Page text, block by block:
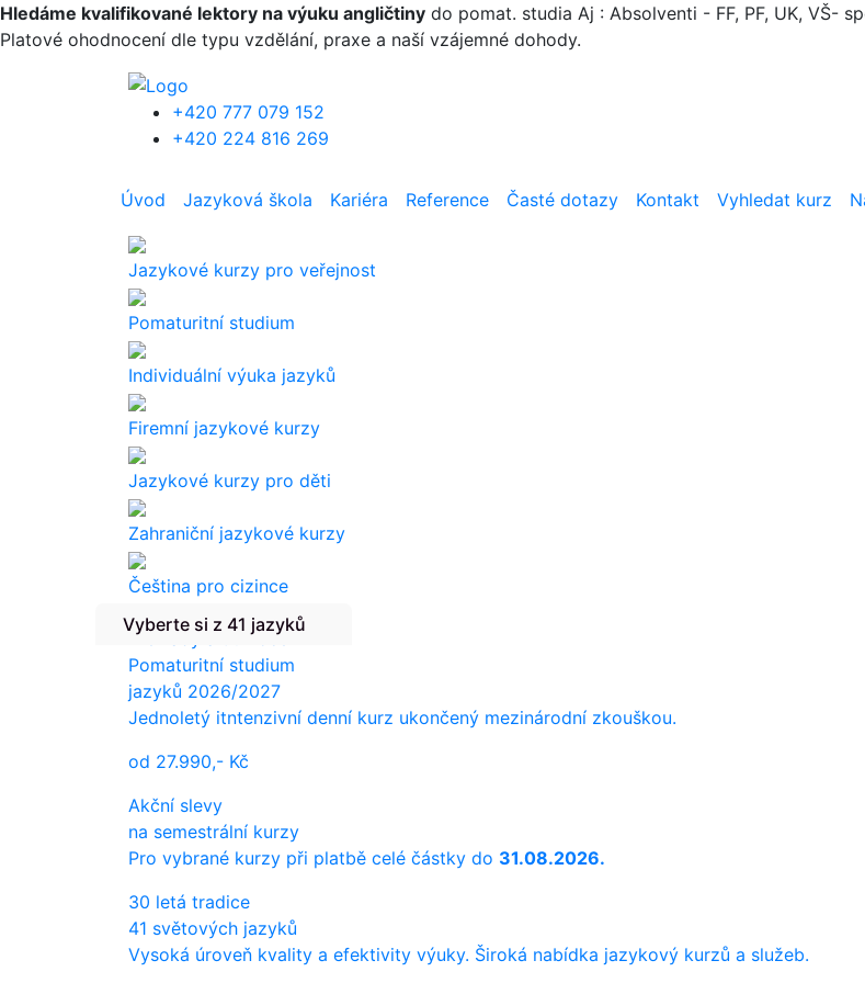
Přejít k hlavnímu obsahu
Hledáme kvalifikované lektory na výuku angličtiny do pomat. studia Aj : Absolventi - FF, PF, UK, VŠ-
Platové ohodnocení dle typu vzdělání, praxe a naší vzájemné dohody.
+420 777 079 152
+420 224 816 269
Úvod Jazyková škola Kariéra Reference Časté dotazy Kontakt Vyhledat kurz
Jazykové kurzy pro veřejnost
Pomaturitní studium
Individuální výuka jazyků
Firemní jazykové kurzy
Jazykové kurzy pro děti
Zahraniční jazykové kurzy
Čeština pro cizince
Překlady a tlumočení
Vyberte si z 41 jazyků
Pomaturitní studium
jazyků 2026/2027
Jednoletý itntenzivní denní kurz ukončený mezinárodní zkouškou.
od 27.990,- Kč
Akční slevy
na semestrální kurzy
Pro vybrané kurzy při platbě celé částky do 31.08.2026.
30 letá tradice
41 světových jazyků
Vysoká úroveň kvality a efektivity výuky. Široká nabídka jazykový kurzů a služeb.